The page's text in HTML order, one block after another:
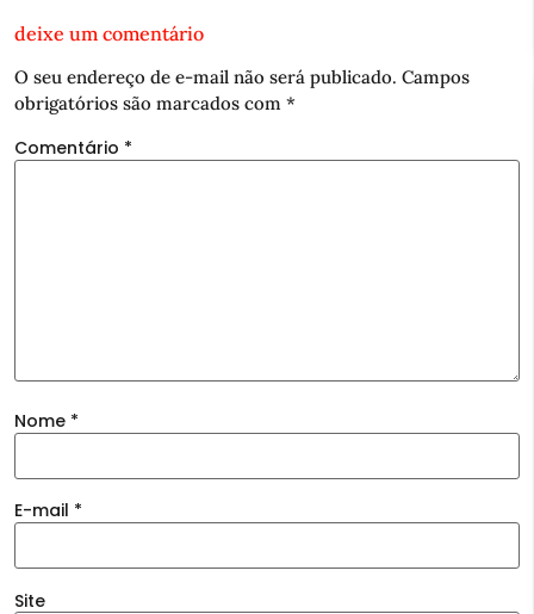
deixe um comentário
O seu endereço de e-mail não será publicado. Campos
obrigatórios são marcados com *
Comentário *
Nome *
E-mail *
Site